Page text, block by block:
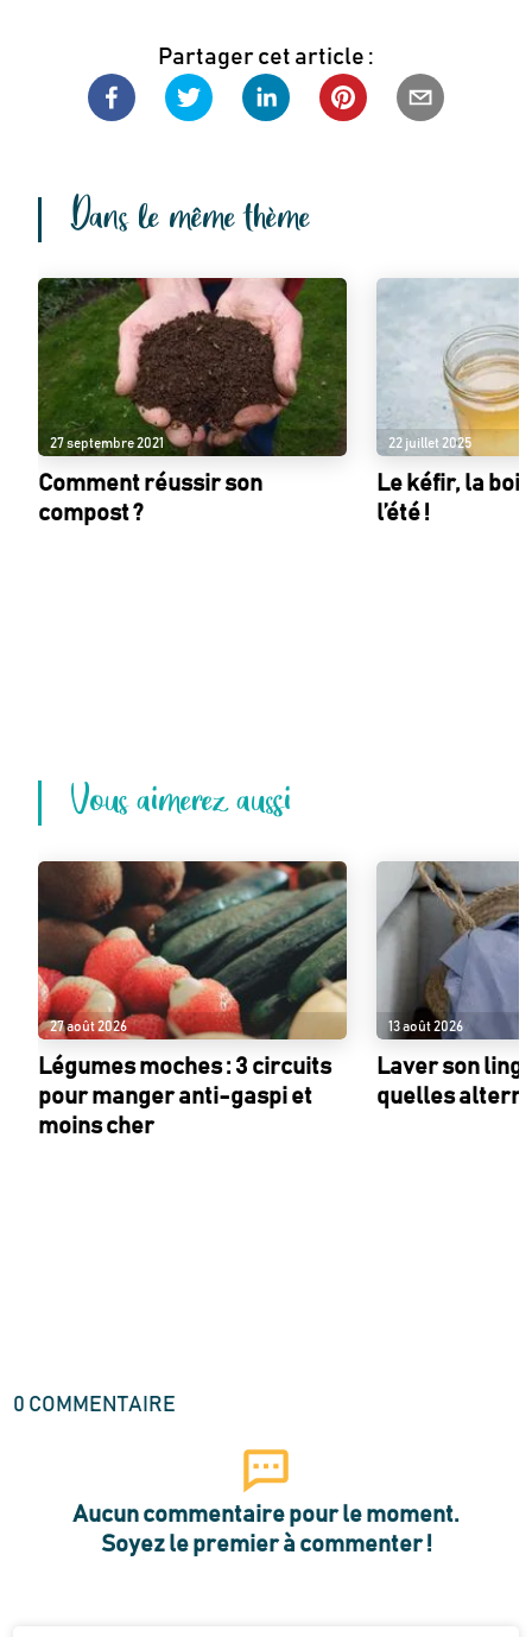
Partager cet article :
Dans le même thème
27 septembre 2021
Comment réussir son
compost ?
22 juillet 2025
Le kéfir, la
l’été !
Vous aimerez aussi
27 août 2026
Légumes moches : 3 circuits
pour manger anti-gaspi et
moins cher
13 août 2026
Laver son
quelles
0 COMMENTAIRE
Aucun commentaire pour le moment.
Soyez le premier à commenter !